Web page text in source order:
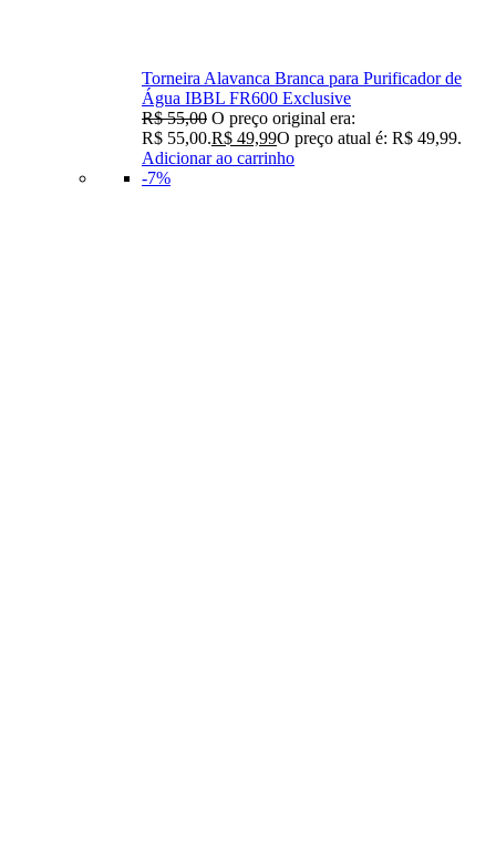
Torneira Alavanca Branca para Purificador de
Água IBBL FR600 Exclusive
R$55,00 O preço original era:
R$ 55,00.R$ 49,99O preço atual é: R$ 49,99.
Adicionar ao carrinho
-7%